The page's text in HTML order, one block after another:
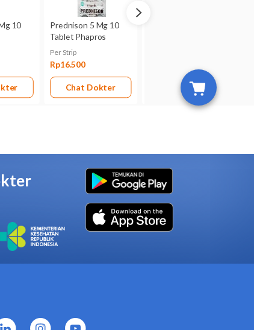
efek samping
melebihi besarnya
ke dalam ASI.